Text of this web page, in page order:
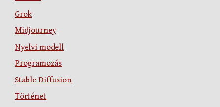
Grok
Midjourney
Nyelvi modell
Programozás
Stable Diffusion
Történet